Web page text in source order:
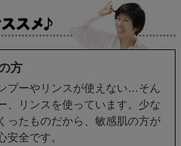
方
プーやリンスが使えない…そん
、リンスを使っています。少な
ったものだから、敏感肌の方が
安全です。